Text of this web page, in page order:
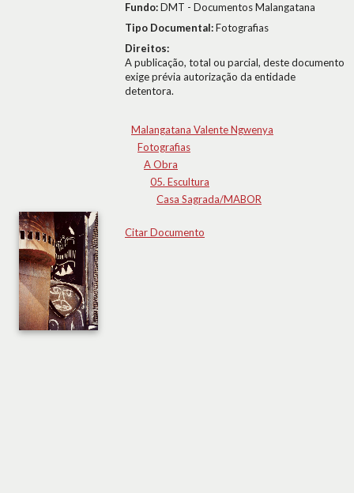
Fundo:DMT - Documentos Malangatana
Tipo Documental:Fotografias
Direitos:
A publicação, total ou parcial, deste documento
exige prévia autorização da entidade
detentora.
Malangatana Valente Ngwenya
Fotografias
A Obra
05. Escultura
Casa Sagrada/MABOR
Citar Documento